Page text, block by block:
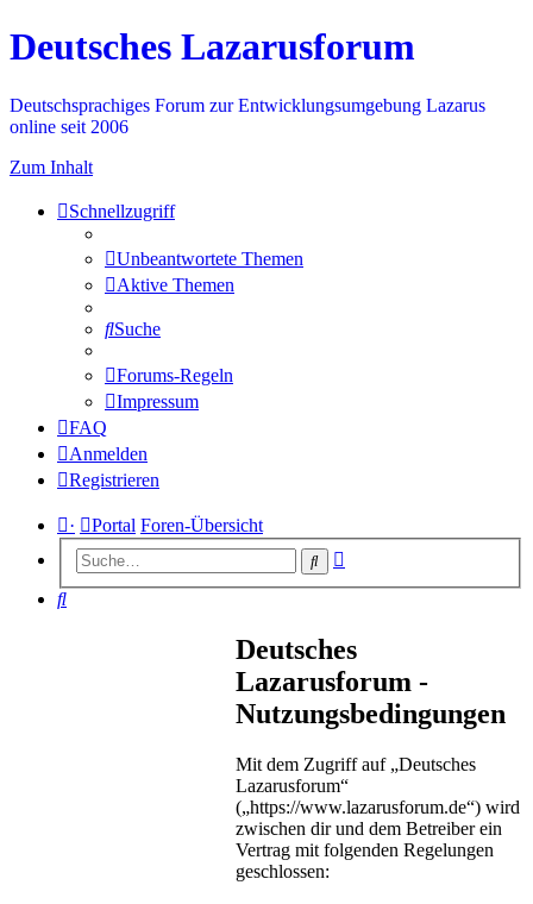
Deutsches Lazarusforum
Deutschsprachiges Forum zur Entwicklungsumgebung Lazarus
online seit 2006
Zum Inhalt
Schnellzugriff
Unbeantwortete Themen
Aktive Themen
Suche
Forums-Regeln
Impressum
FAQ
Anmelden
Registrieren
· Portal Foren-Übersicht
Suche
Suche
Deutsches
Lazarusforum -
Nutzungsbedingungen
Mit dem Zugriff auf „Deutsches
Lazarusforum“
(„https://www.lazarusforum.de“) wird
zwischen dir und dem Betreiber ein
Vertrag mit folgenden Regelungen
geschlossen: